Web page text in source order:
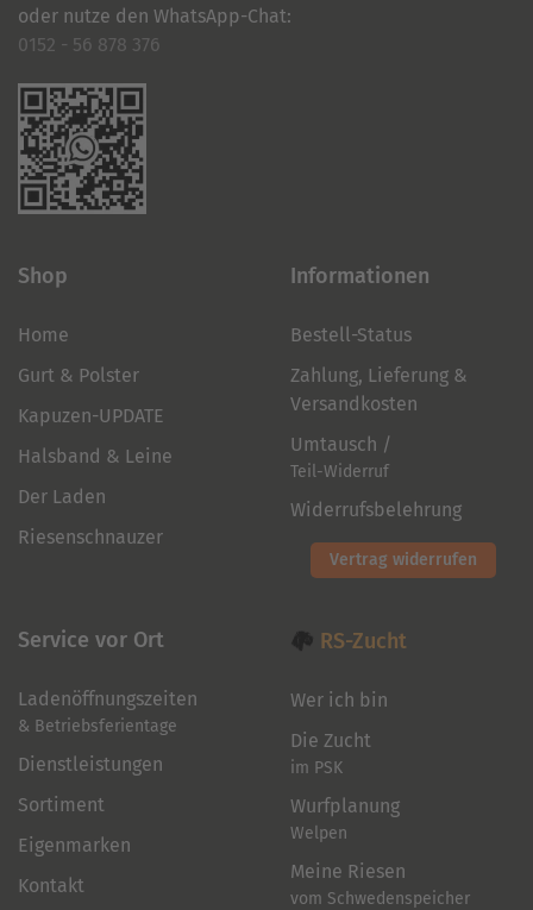
oder nutze den WhatsApp-Chat:
0152 - 56 878 376
Shop
Home
Gurt & Polster
Kapuzen-UPDATE
Halsband & Leine
Der Laden
Riesenschnauzer
Informationen
Bestell-Status
Zahlung, Lieferung &
Versandkosten
Umtausch /
Teil-Widerruf
Widerrufsbelehrung
Vertrag widerrufen
Service vor Ort
Ladenöffnungszeiten
& Betriebsferientage
Dienstleistungen
Sortiment
Eigenmarken
Kontakt
RS-Zucht
Wer ich bin
Die Zucht
im PSK
Wurfplanung
Welpen
Meine Riesen
vom Schwedenspeicher